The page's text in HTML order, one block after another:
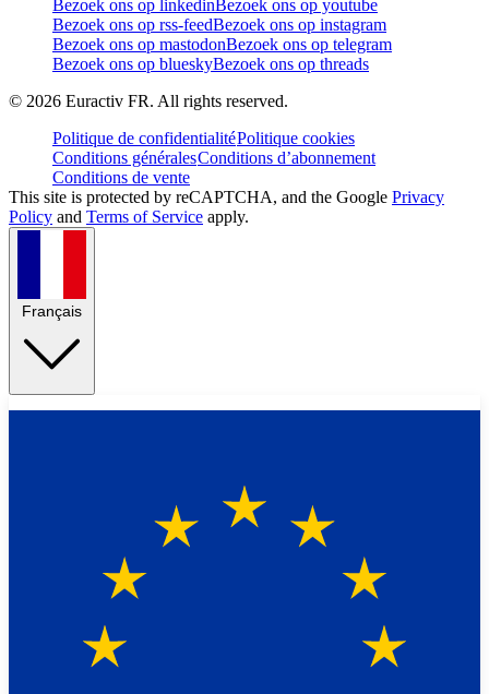
Bezoek ons op linkedinBezoek ons op youtube
Bezoek ons op rss-feedBezoek ons op instagram
Bezoek ons op mastodonBezoek ons op telegram
Bezoek ons op blueskyBezoek ons op threads
© 2026 Euractiv FR. All rights reserved.
Politique de confidentialitéPolitique cookies
Conditions généralesConditions d’abonnement
Conditions de vente
This site is protected by reCAPTCHA, and the Google Privacy
Policy and Terms of Service apply.
Français